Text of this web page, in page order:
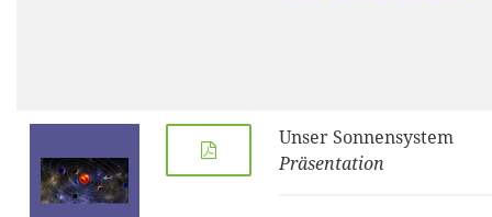
Unser Sonnensystem
Präsentation